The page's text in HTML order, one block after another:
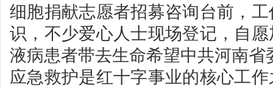
细胞捐献志愿者招募咨询台前，
识，不少爱心人士现场登记，自
液病患者带去生命希望中共河南省
应急救护是红十字事业的核心工